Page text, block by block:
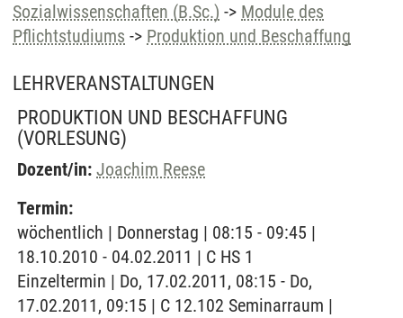
Sozialwissenschaften (B.Sc.) -> Module des
Pflichtstudiums -> Produktion und Beschaffung
LEHRVERANSTALTUNGEN
PRODUKTION UND BESCHAFFUNG
(VORLESUNG)
Dozent/in: Joachim Reese
Termin:
wöchentlich | Donnerstag | 08:15 - 09:45 |
18.10.2010 - 04.02.2011 | C HS 1
Einzeltermin | Do, 17.02.2011, 08:15 - Do,
17.02.2011, 09:15 | C 12.102 Seminarraum |